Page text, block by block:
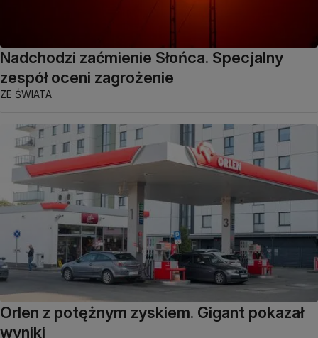
Nadchodzi zaćmienie Słońca. Specjalny
zespół oceni zagrożenie
ZE ŚWIATA
Orlen z potężnym zyskiem. Gigant pokazał
wyniki